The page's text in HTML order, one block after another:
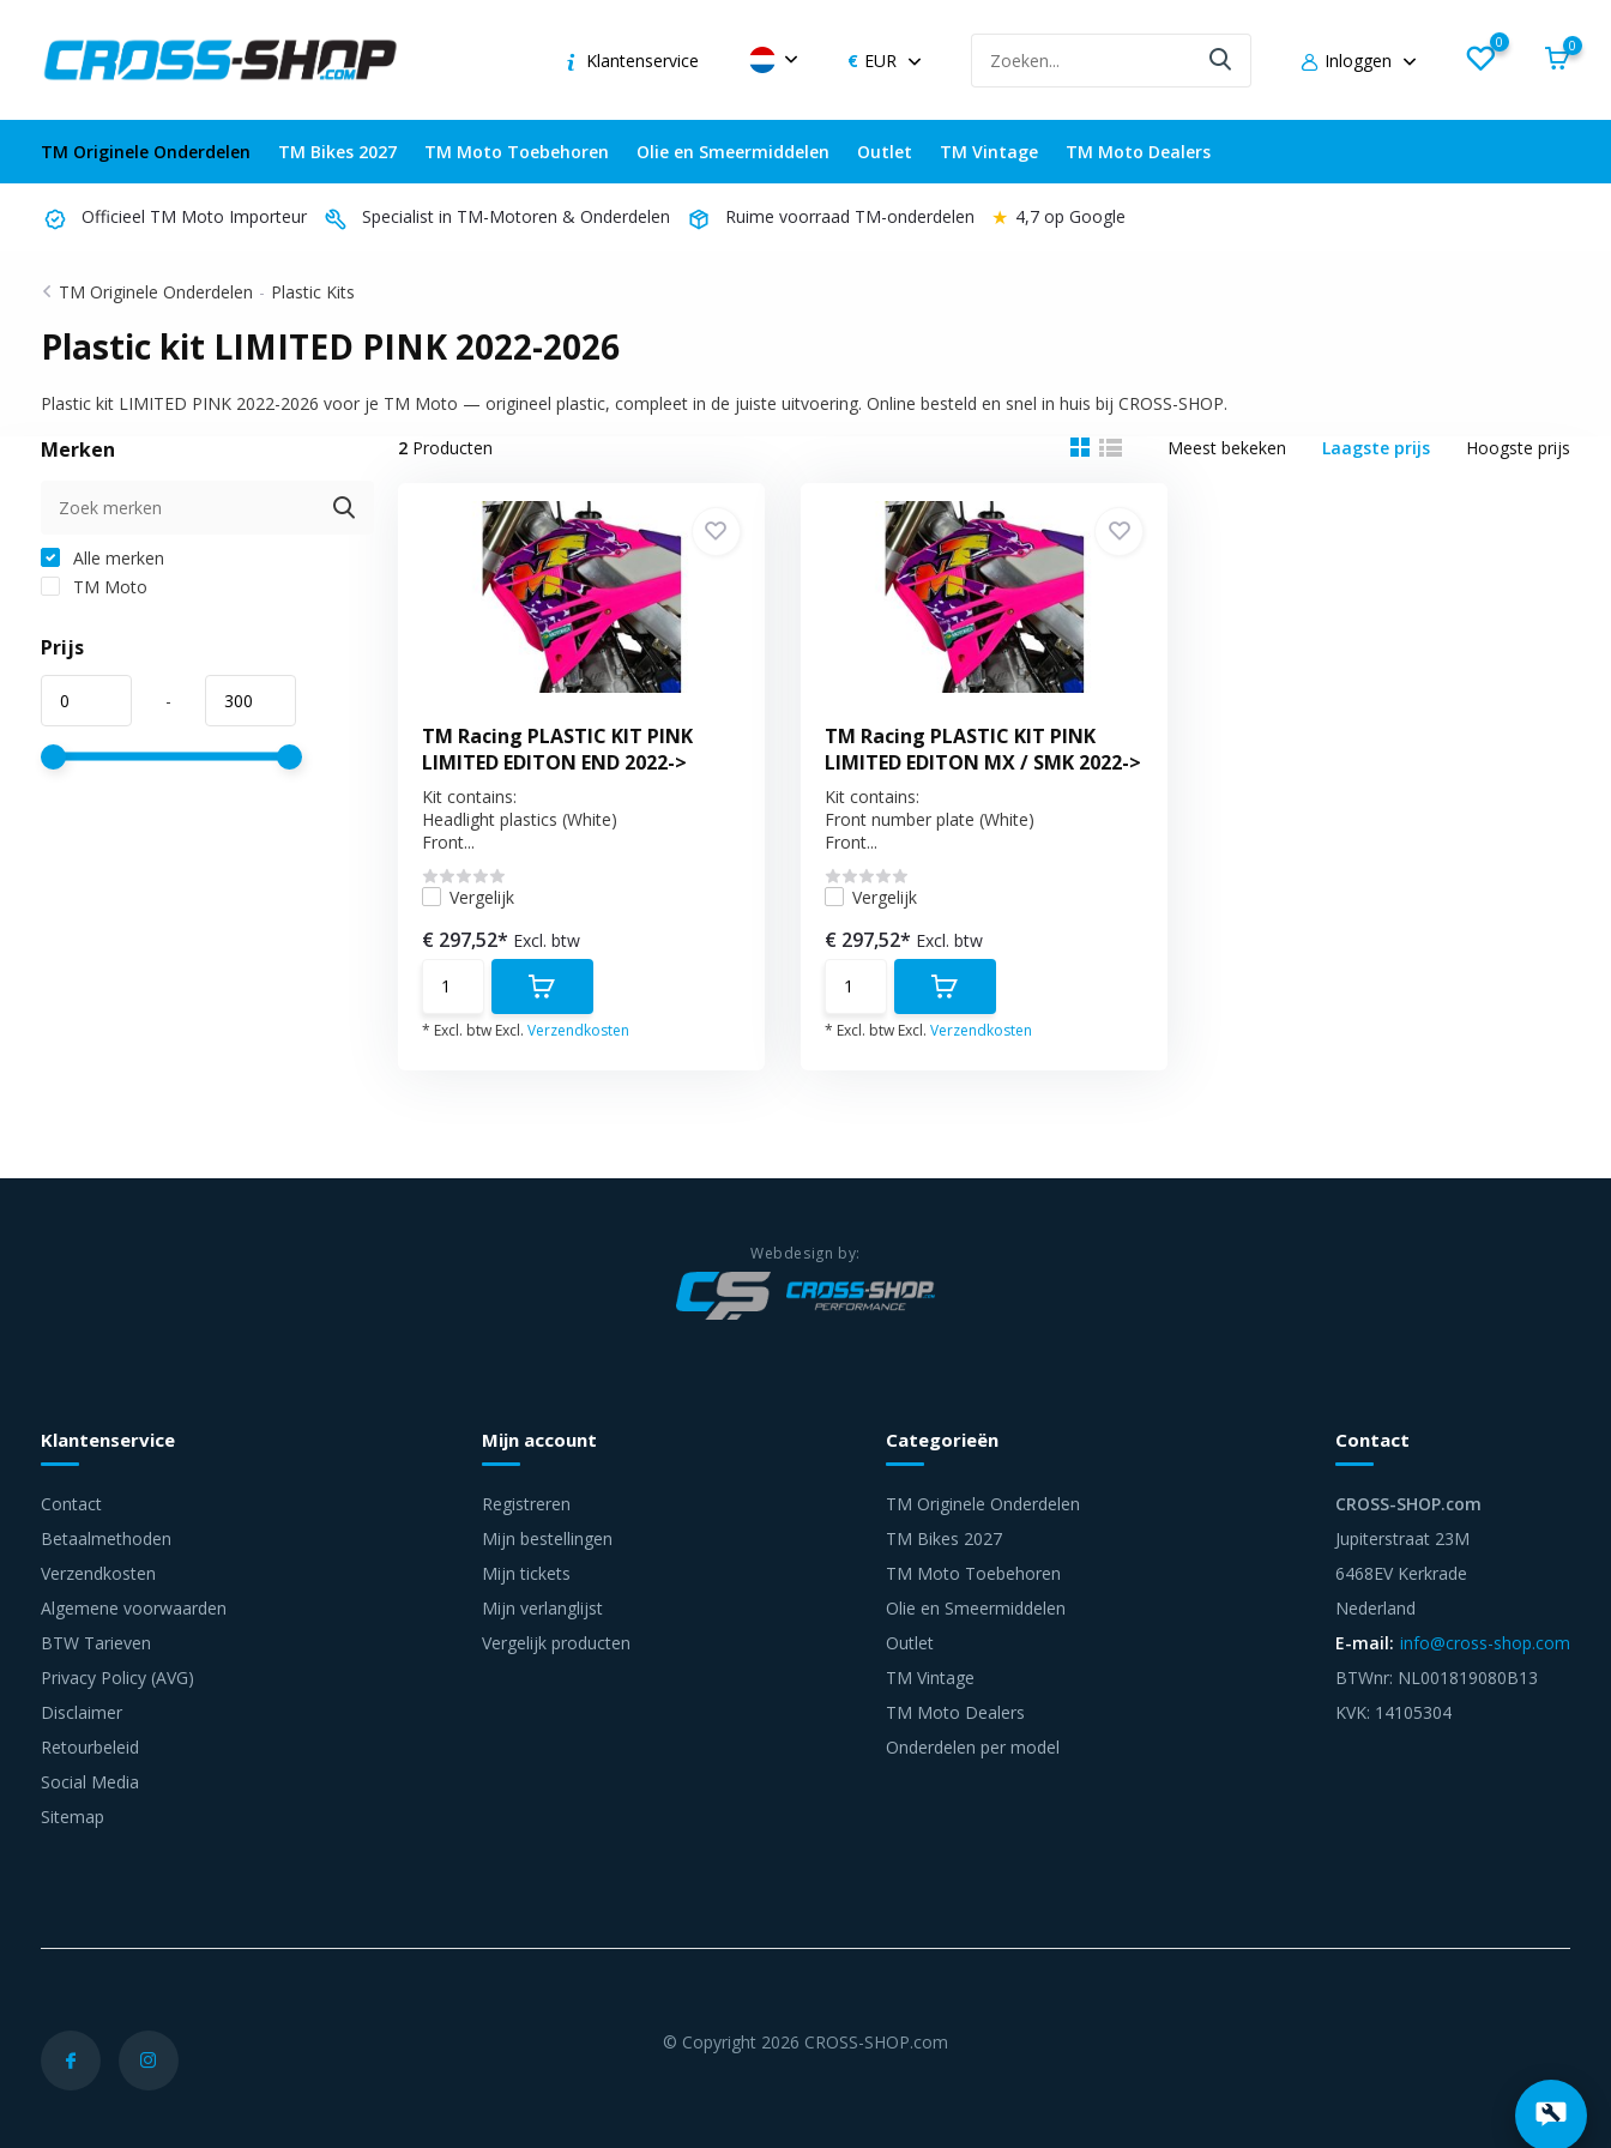
Klantenservice EUR Inloggen
0 0
TM Originele Onderdelen TM Bikes 2027 TM Moto Toebehoren Olie en Smeermiddelen Outlet TM Vintage TM Moto Dealers
Officieel TM Moto Importeur Specialist in TM-Motoren & Onderdelen Ruime voorraad TM-onderdelen ★ 4,7 op Google
TM Originele Onderdelen - Plastic Kits
Plastic kit LIMITED PINK 2022-2026
Plastic kit LIMITED PINK 2022-2026 voor je TM Moto — origineel plastic, compleet in de juiste uitvoering. Online besteld en snel in huis bij CROSS-SHOP.
Merken
Alle merken
TM Moto
Prijs
-
2Producten Meest bekeken Laagste prijs Hoogste prijs
TM Racing PLASTIC KIT PINK
LIMITED EDITON END 2022->
Kit contains:
Headlight plastics (White)
Front...
Vergelijk
€ 297,52* Excl. btw
* Excl. btw Excl. Verzendkosten
TM Racing PLASTIC KIT PINK
LIMITED EDITON MX / SMK 2022->
Kit contains:
Front number plate (White)
Front...
Vergelijk
€ 297,52* Excl. btw
* Excl. btw Excl. Verzendkosten
Klantenservice
Contact
Betaalmethoden
Verzendkosten
Algemene voorwaarden
BTW Tarieven
Privacy Policy (AVG)
Disclaimer
Retourbeleid
Social Media
Sitemap
Mijn account
Registreren
Mijn bestellingen
Mijn tickets
Mijn verlanglijst
Vergelijk producten
Categorieën
TM Originele Onderdelen
TM Bikes 2027
TM Moto Toebehoren
Olie en Smeermiddelen
Outlet
TM Vintage
TM Moto Dealers
Onderdelen per model
Contact
CROSS-SHOP.com
Jupiterstraat 23M
6468EV Kerkrade
Nederland
E-mail: info@cross-shop.com
BTWnr: NL001819080B13
KVK: 14105304
© Copyright 2026 CROSS-SHOP.com